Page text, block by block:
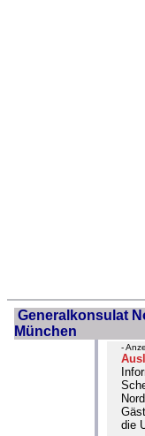
Generalkonsulat
München
-
die